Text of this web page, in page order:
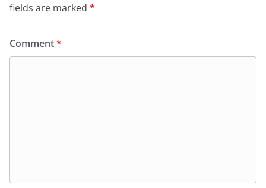
fields are marked *
Comment*